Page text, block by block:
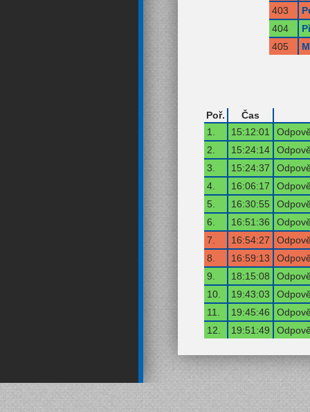
403
404
405
Poř.
Čas
1.
15:12:01
2.
15:24:14
3.
15:24:37
4.
16:06:17
5.
16:30:55
6.
16:51:36
7.
16:54:27
8.
16:59:13
9.
18:15:08
10.
19:43:03
11.
19:45:46
12.
19:51:49